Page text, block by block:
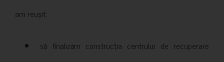
am reușit:
să finalizăm construcția centrului de recuperare